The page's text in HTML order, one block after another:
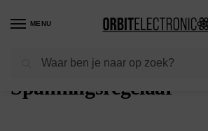
MENU
Shop / Installatie Componenten
Spanningsregelaar